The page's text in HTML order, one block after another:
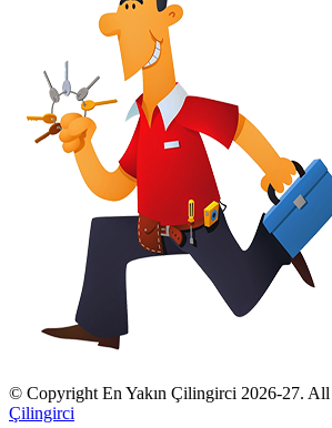
© Copyright En Yakın Çilingirci 2026-27. All
Çilingirci